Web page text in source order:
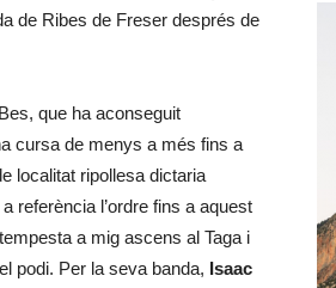
de Ribes de Freser després de
que ha aconseguit
cursa de menys a més fins a
localitat ripollesa dictaria
referència l’ordre fins a aquest
a mig ascens al Taga i
podi. Per la seva banda, Isaac